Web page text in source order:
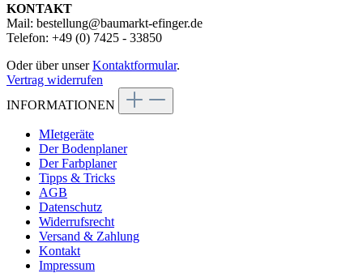
KONTAKT
Mail: bestellung@baumarkt-efinger.de
Telefon: +49 (0) 7425 - 33850
Oder über unserKontaktformular.
Vertrag widerrufen
INFORMATIONEN
MIetgeräte
Der Bodenplaner
Der Farbplaner
Tipps & Tricks
AGB
Datenschutz
Widerrufsrecht
Versand & Zahlung
Kontakt
Impressum